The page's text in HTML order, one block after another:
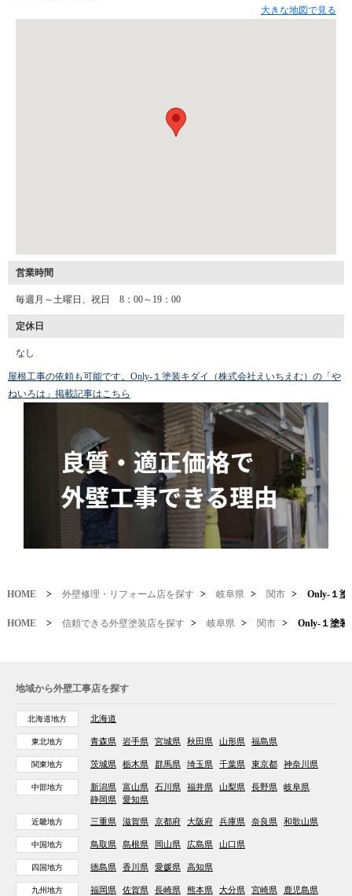
大きな地図で見る
営業時間
毎週月～土曜日、祝日 8：00～19：00
定休日
なし
屋根工事の依頼も可能です。Only-１塗装キダイ（株式会社えいちえむ）の「や
ねいろは」掲載記事はこちら
HOME > 外壁修理・リフォーム店を探す > 岐阜県 > 関市 > Only-１塗
HOME > 信頼できる外壁塗装店を探す > 岐阜県 > 関市 > Only-１塗装
地域から外壁工事店を探す
北海道地方 北海道
東北地方 青森県 岩手県 宮城県 秋田県 山形県 福島県
関東地方 茨城県 栃木県 群馬県 埼玉県 千葉県 東京都 神奈川県
中部地方 新潟県 富山県 石川県 福井県 山梨県 長野県
岐阜県
静岡県
愛知県
近畿地方 三重県 滋賀県 京都府 大阪府 兵庫県 奈良県 和歌山県
中国地方 鳥取県 島根県 岡山県 広島県 山口県
四国地方 徳島県 香川県 愛媛県 高知県
九州地方 福岡県 佐賀県 長崎県 熊本県 大分県 宮崎県
鹿児島県